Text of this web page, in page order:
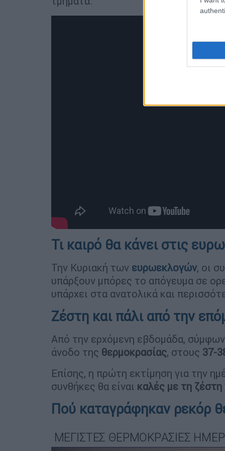
Τι καιρό θα κάνει στις
Την Κυριακή των ευρωεκλογών, οι
υπάρξουν μπόρες το απόγευμα σε
υπάρχει στα ανατολικά και
Ζέστη και πάλι από την
Από την ερχόμενη εβδομάδα,
άνοδο της θερμοκρασίας, στους 37-
Επίσης, η πρώτη εκτίμηση για την
συνθήκες θα είναι καλές με τη ζέστη
Πού καταγράφηκαν ρεκόρ